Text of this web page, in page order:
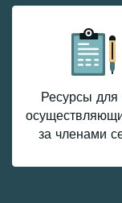
Ресурсы для
за членами